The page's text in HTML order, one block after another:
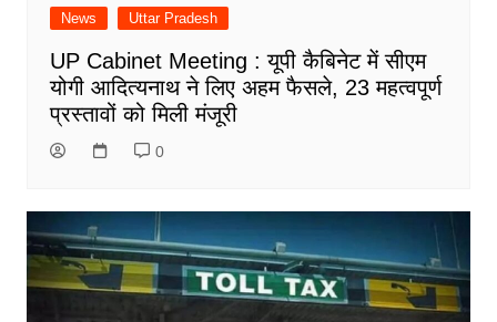
News Uttar Pradesh
UP Cabinet Meeting : यूपी कैबिनेट में सीएम
योगी आदित्यनाथ ने लिए अहम फैसले, 23 महत्वपूर्ण
प्रस्तावों को मिली मंजूरी
0